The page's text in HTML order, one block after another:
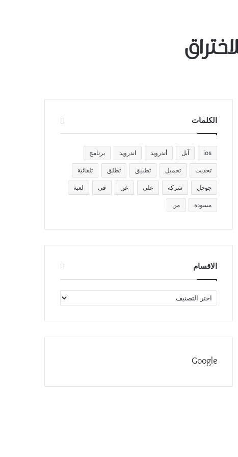
الكلمات
ios آبل أندرويد اندرويد برنامج
تحديث تحميل تطبيق تطلق تلقائية
جوجل شركة على عن في لعبة
مسودة من
الاقسام
الاقسام
Google